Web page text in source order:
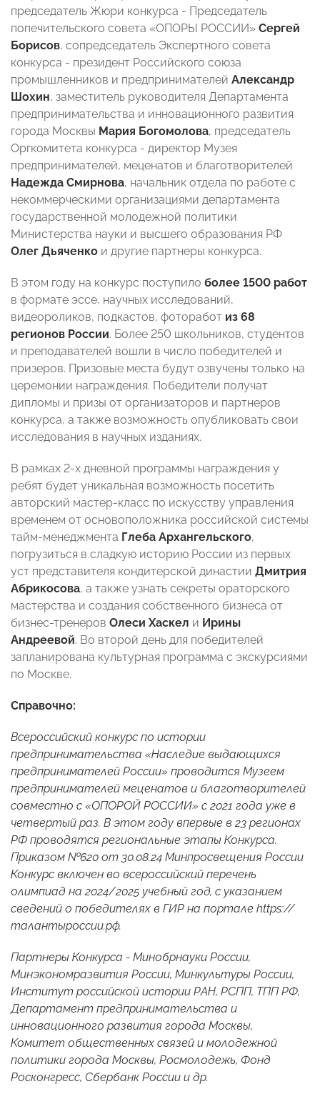
председатель Жюри конкурса - Председатель
попечительского совета «ОПОРЫ РОССИИ» Сергей
Борисов, сопредседатель Экспертного совета
конкурса - президент Российского союза
промышленников и предпринимателей Александр
Шохин, заместитель руководителя Департамента
предпринимательства и инновационного развития
города Москвы Мария Богомолова, председатель
Оргкомитета конкурса - директор Музея
предпринимателей, меценатов и благотворителей
Надежда Смирнова, начальник отдела по работе с
некоммерческими организациями департамента
государственной молодежной политики
Министерства науки и высшего образования РФ
Олег Дьяченко и другие партнеры конкурса.
В этом году на конкурс поступило более 1500 работ
в формате эссе, научных исследований,
видеороликов, подкастов, фоторабот из 68
регионов России. Более 250 школьников, студентов
и преподавателей вошли в число победителей и
призеров. Призовые места будут озвучены только на
церемонии награждения. Победители получат
дипломы и призы от организаторов и партнеров
конкурса, а также возможность опубликовать свои
исследования в научных изданиях.
В рамках 2-х дневной программы награждения у
ребят будет уникальная возможность посетить
авторский мастер-класс по искусству управления
временем от основоположника российской системы
тайм-менеджмента Глеба Архангельского,
погрузиться в сладкую историю России из первых
уст представителя кондитерской династии Дмитрия
Абрикосова, а также узнать секреты ораторского
мастерства и создания собственного бизнеса от
бизнес-тренеров Олеси Хаскел и Ирины
Андреевой. Во второй день для победителей
запланирована культурная программа с экскурсиями
по Москве.
Справочно:
Всероссийский конкурс по истории
предпринимательства «Наследие выдающихся
предпринимателей России» проводится Музеем
предпринимателей меценатов и благотворителей
совместно с «ОПОРОЙ РОССИИ» с 2021 года уже в
четвертый раз. В этом году впервые в 23 регионах
РФ проводятся региональные этапы Конкурса.
Приказом №620 от 30.08.24 Минпросвещения России
Конкурс включен во всероссийский перечень
олимпиад на 2024/2025 учебный год, с указанием
сведений о победителях в ГИР на портале https://
талантыроссии.рф.
Партнеры Конкурса - Минобрнауки России,
Минэкономразвития России, Минкультуры России,
Институт российской истории РАН, РСПП, ТПП РФ,
Департамент предпринимательства и
инновационного развития города Москвы,
Комитет общественных связей и молодежной
политики города Москвы, Росмолодежь, Фонд
Росконгресс, Сбербанк России и др.